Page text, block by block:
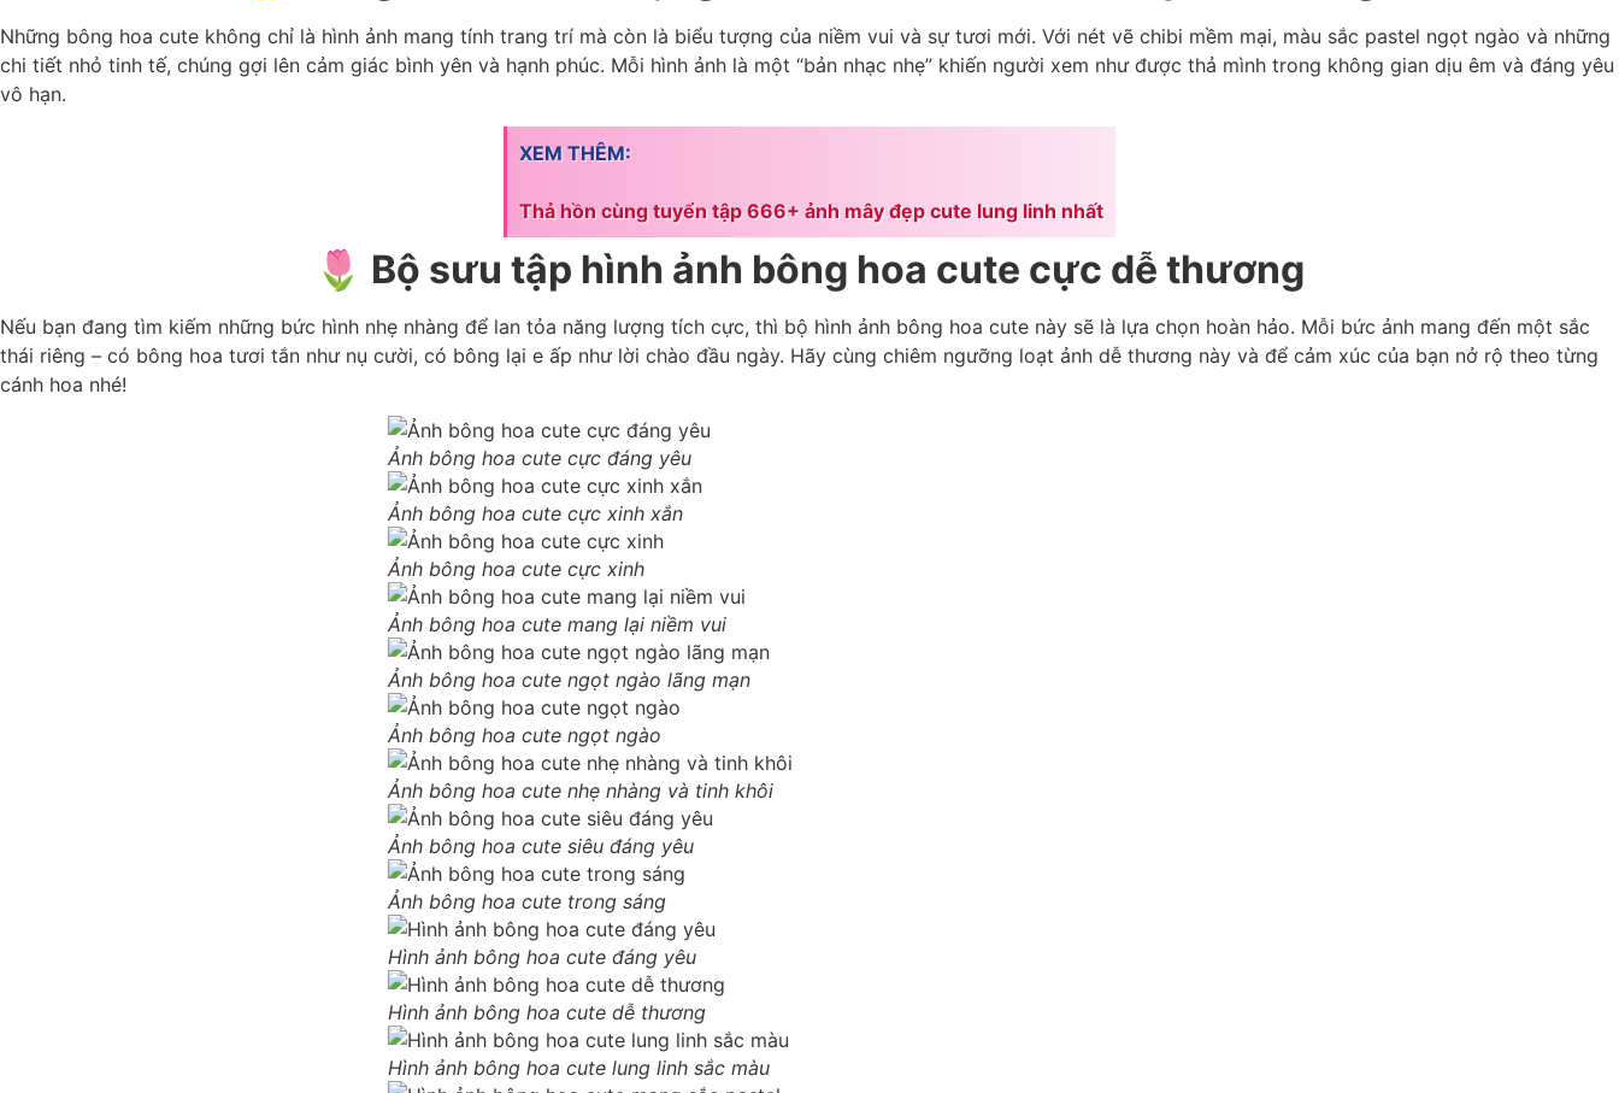
Những bông hoa cute không chỉ là hình ảnh mang tính trang trí mà còn là biểu tượng của niềm vui và sự tươi mới. Với nét vẽ chibi mềm mại, màu sắc pastel ngọt ngào và những
chi tiết nhỏ tinh tế, chúng gợi lên cảm giác bình yên và hạnh phúc. Mỗi hình ảnh là một “bản nhạc nhẹ” khiến người xem như được thả mình trong không gian dịu êm và đáng yêu
vô hạn.
XEM THÊM:
Thả hồn cùng tuyển tập 666+ ảnh mây đẹp cute lung linh nhất
🌷 Bộ sưu tập hình ảnh bông hoa cute cực dễ thương
Nếu bạn đang tìm kiếm những bức hình nhẹ nhàng để lan tỏa năng lượng tích cực, thì bộ hình ảnh bông hoa cute này sẽ là lựa chọn hoàn hảo. Mỗi bức ảnh mang đến một sắc
thái riêng – có bông hoa tươi tắn như nụ cười, có bông lại e ấp như lời chào đầu ngày. Hãy cùng chiêm ngưỡng loạt ảnh dễ thương này và để cảm xúc của bạn nở rộ theo từng
cánh hoa nhé!
Ảnh bông hoa cute cực đáng yêu
Ảnh bông hoa cute cực xinh xắn
Ảnh bông hoa cute cực xinh
Ảnh bông hoa cute mang lại niềm vui
Ảnh bông hoa cute ngọt ngào lãng mạn
Ảnh bông hoa cute ngọt ngào
Ảnh bông hoa cute nhẹ nhàng và tinh khôi
Ảnh bông hoa cute siêu đáng yêu
Ảnh bông hoa cute trong sáng
Hình ảnh bông hoa cute đáng yêu
Hình ảnh bông hoa cute dễ thương
Hình ảnh bông hoa cute lung linh sắc màu